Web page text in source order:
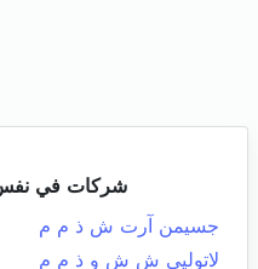
شركات في
جسيمن آرت ش ذ م م
لاتوليي ش ش و ذ م م